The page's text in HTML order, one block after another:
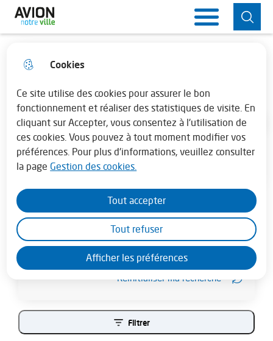
Cookies
Ce site utilise des cookies pour assurer le bon
fonctionnement et réaliser des statistiques de visite. En
cliquant sur Accepter, vous consentez à l'utilisation de
ces cookies. Vous pouvez à tout moment modifier vos
préférences. Pour plus d'informations, veuillez consulter
la page Gestion des cookies.
Afficher les préférences
Tout accepter
Tout refuser
Aller
au
menu
principal
Consulter
le plan du
site
Horaires de la mairie
Lundi : 13h30 - 17h30
Mardi au vendredi : 08h30 - 12h00 et de
13h45 - 17h30
En juillet - août la mairie est fermée le
Ville d'Avion
Accueil
Moteur de recherche
Réinitialiser ma recherche
Filtrer